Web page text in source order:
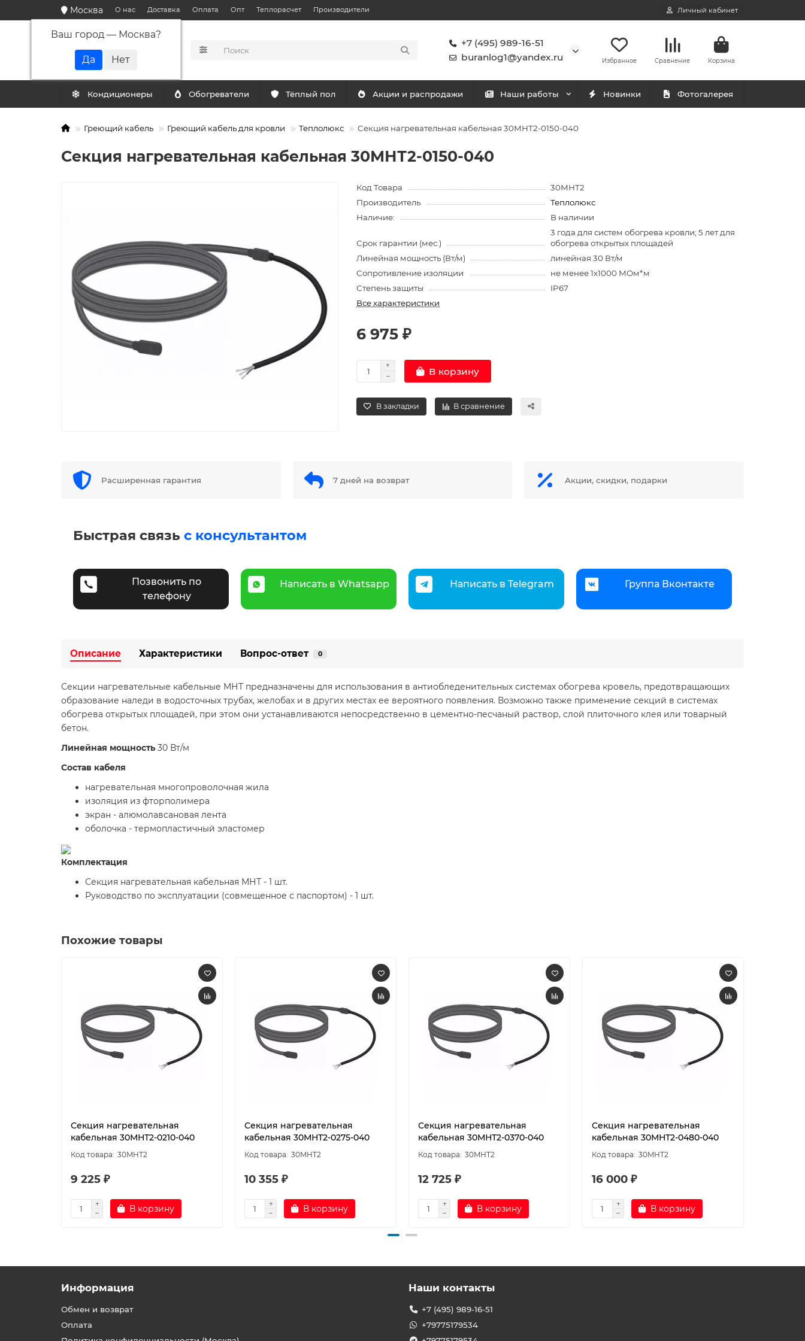
Москва
Ваш город — Москва?
О нас Доставка Оплата Опт Теплорасчет Производители Личный кабинет
+7 (495) 989-16-51
buranlog1@yandex.ru
Избранное Сравнение Корзина
Кондиционеры Обогреватели Тёплый пол Акции и распродажи Наши работы Новинки Фотогалерея
Греющий кабель Греющий кабель для кровли Теплолюкс Секция нагревательная кабельная 30МНТ2-0150-040
Секция нагревательная кабельная 30МНТ2-0150-040
Код Товара
30МНТ2
Производитель
Теплолюкс
Наличие:
В наличии
Срок гарантии (мес.)
3 года для систем обогрева кровли; 5 лет для
обогрева открытых площадей
Линейная мощность (Вт/м)
линейная 30 Вт/м
Сопротивление изоляции
не менее 1х1000 МОм*м
Степень защиты
IP67
Все характеристики
6 975 ₽
В корзину
В закладки В сравнение
Расширенная гарантия 7 дней на возврат Акции, скидки, подарки
Быстрая связь с консультантом
Позвонить по
телефону
Написать в Whatsapp Написать в Telegram Группа Вконтакте
Описание Характеристики Вопрос-ответ 0
Секции нагревательные кабельные МНТ предназначены для использования в антиобледенительных системах обогрева кровель, предотвращающих
образование наледи в водосточных трубах, желобах и в других местах ее вероятного появления. Возможно также применение секций в системах
обогрева открытых площадей, при этом они устанавливаются непосредственно в цементно-песчаный раствор, слой плиточного клея или товарный
бетон.
Линейная мощность 30 Вт/м
Состав кабеля
нагревательная многопроволочная жила
изоляция из фторполимера
экран - алюмолавсановая лента
оболочка - термопластичный эластомер
Комплектация
Секция нагревательная кабельная МНТ - 1 шт.
Руководство по эксплуатации (совмещенное с паспортом) - 1 шт.
Похожие товары
Секция нагревательная
кабельная 30МНТ2-0210-040
30МНТ2
9 225 ₽
В корзину
Секция нагревательная
кабельная 30МНТ2-0275-040
30МНТ2
10 355 ₽
В корзину
Секция нагревательная
кабельная 30МНТ2-0370-040
30МНТ2
12 725 ₽
В корзину
Секция нагревательная
кабельная 30МНТ2-0480-040
30МНТ2
16 000 ₽
В корзину
Информация
Обмен и возврат
Оплата
Наши контакты
+7 (495) 989-16-51
+79775179534